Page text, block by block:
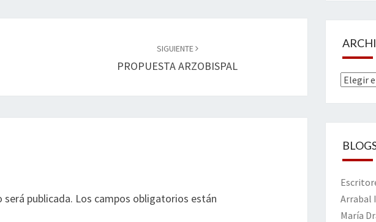
SIGUIENTE
PROPUESTA ARZOBISPAL
publicada. Los campos obligatorios están
Arrabal
María